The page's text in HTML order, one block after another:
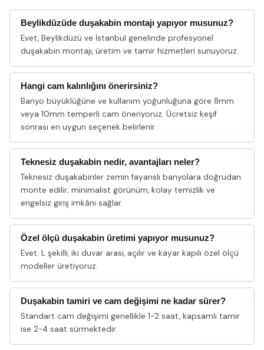
Beylikdüzüde duşakabin montajı yapıyor musunuz?
Evet, Beylikdüzü ve İstanbul genelinde profesyonel
duşakabin montajı, üretim ve tamir hizmetleri sunuyoruz.
Hangi cam kalınlığını önerirsiniz?
Banyo büyüklüğüne ve kullanım yoğunluğuna göre 8mm
veya 10mm temperli cam öneriyoruz. Ücretsiz keşif
sonrası en uygun seçenek belirlenir.
Teknesiz duşakabin nedir, avantajları neler?
Teknesiz duşakabinler zemin fayanslı banyolara doğrudan
monte edilir; minimalist görünüm, kolay temizlik ve
engelsiz giriş imkânı sağlar.
Özel ölçü duşakabin üretimi yapıyor musunuz?
Evet. L şekilli, iki duvar arası, açılır ve kayar kapılı özel ölçü
modeller üretiyoruz.
Duşakabin tamiri ve cam değişimi ne kadar sürer?
Standart cam değişimi genellikle 1-2 saat, kapsamlı tamir
ise 2-4 saat sürmektedir.